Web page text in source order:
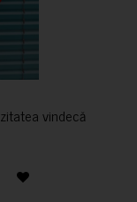
vindecă